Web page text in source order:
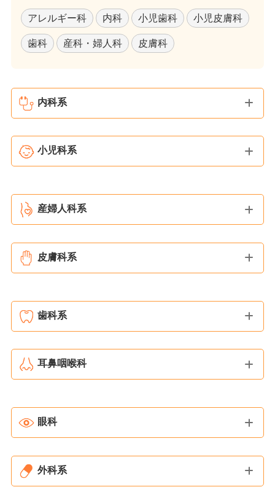
アレルギー科 内科 小児歯科 小児皮膚科
歯科 産科・婦人科 皮膚科
内科系
小児科系
産婦人科系
皮膚科系
歯科系
耳鼻咽喉科
眼科
外科系